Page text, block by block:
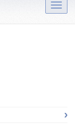
Toggle